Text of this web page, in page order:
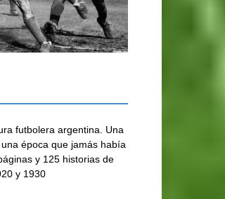
futbolera argentina. Una
época que jamás había
y 125 historias de
y 1930